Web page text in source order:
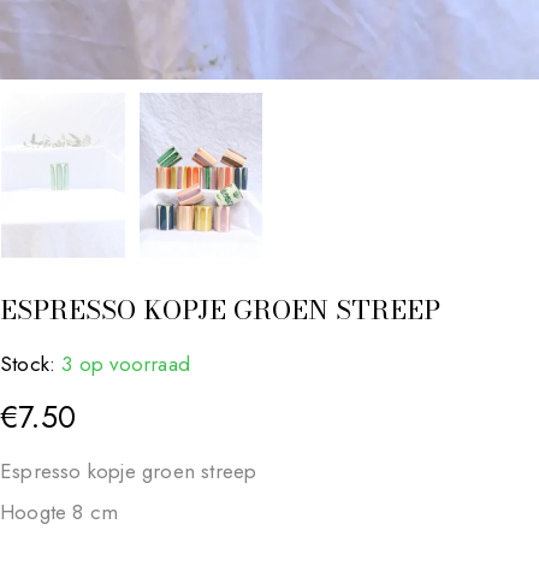
ESPRESSO KOPJE GROEN STREEP
Stock: 3 op voorraad
Espresso kopje groen streep
Hoogte 8 cm
€7.50